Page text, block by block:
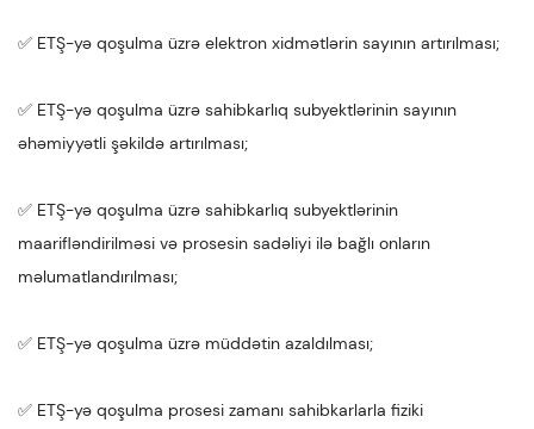
✅ ETŞ-yə qoşulma üzrə elektron xidmətlərin sayının artırılması;
✅ ETŞ-yə qoşulma üzrə sahibkarlıq subyektlərinin sayının
əhəmiyyətli şəkildə artırılması;
✅ ETŞ-yə qoşulma üzrə sahibkarlıq subyektlərinin
maarifləndirilməsi və prosesin sadəliyi ilə bağlı onların
məlumatlandırılması;
✅ ETŞ-yə qoşulma üzrə müddətin azaldılması;
✅ ETŞ-yə qoşulma prosesi zamanı sahibkarlarla fiziki